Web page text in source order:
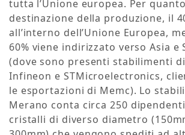
tutta l’Unione europea. Per
destinazione della produzione, il
all’interno dell’Unione Europea,
60% viene indirizzato verso Asia e
(dove sono presenti stabilimenti
Infineon e STMicroelectronics,
le esportazioni di Memc). Lo
Merano conta circa 250
cristalli di diverso diametro